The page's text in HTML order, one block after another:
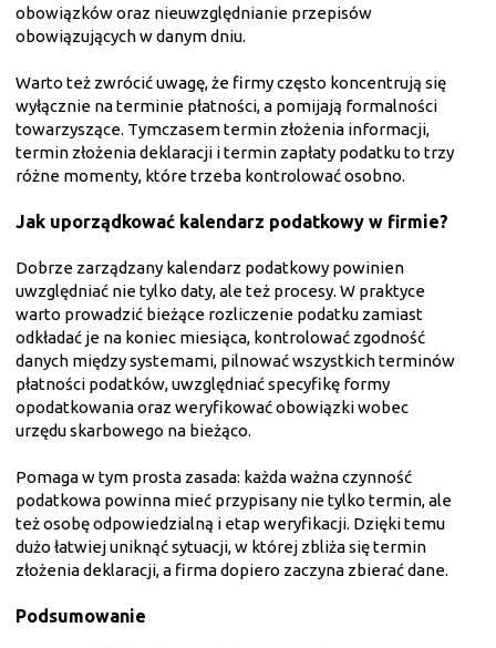
obowiązków oraz nieuwzględnianie przepisów
obowiązujących w danym dniu.
Warto też zwrócić uwagę, że firmy często koncentrują się
wyłącznie na terminie płatności, a pomijają formalności
towarzyszące. Tymczasem termin złożenia informacji,
termin złożenia deklaracji i termin zapłaty podatku to trzy
różne momenty, które trzeba kontrolować osobno.
Jak uporządkować kalendarz podatkowy w firmie?
Dobrze zarządzany kalendarz podatkowy powinien
uwzględniać nie tylko daty, ale też procesy. W praktyce
warto prowadzić bieżące rozliczenie podatku zamiast
odkładać je na koniec miesiąca, kontrolować zgodność
danych między systemami, pilnować wszystkich terminów
płatności podatków, uwzględniać specyfikę formy
opodatkowania oraz weryfikować obowiązki wobec
urzędu skarbowego na bieżąco.
Pomaga w tym prosta zasada: każda ważna czynność
podatkowa powinna mieć przypisany nie tylko termin, ale
też osobę odpowiedzialną i etap weryfikacji. Dzięki temu
dużo łatwiej uniknąć sytuacji, w której zbliża się termin
złożenia deklaracji, a firma dopiero zaczyna zbierać dane.
Podsumowanie